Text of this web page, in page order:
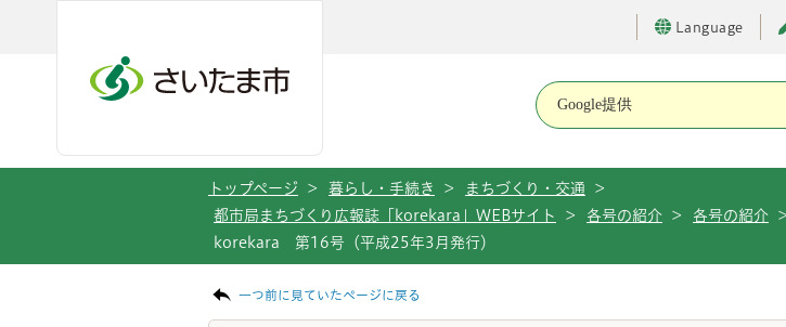
Language
トップページ > 暮らし・手続き > まちづくり・交通
>
都市局まちづくり広報誌「korekara」WEBサイト
> 各号の紹介 > 各号の紹介
>
korekara 第16号（平成25年3月発行）
一つ前に見ていたページに戻る